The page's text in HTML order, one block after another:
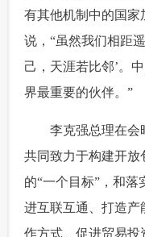
有其他机制中的国家
说，“虽然我们相距
己，天涯若比邻’。
界最重要的伙伴。”
李克强总理在会晤
共同致力于构建开放
的“一个目标”，和
进互联互通、打造产
作方式、促进贸易